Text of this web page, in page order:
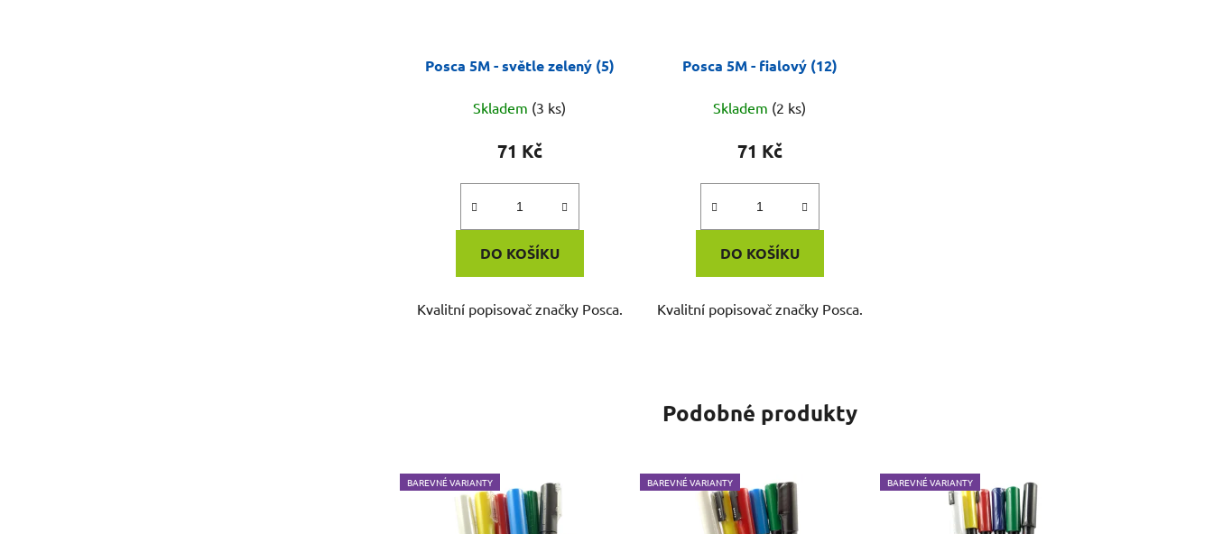
Posca 5M - světle zelený (5)
Skladem (3 ks)
71 Kč
DO KOŠÍKU
Kvalitní popisovač značky Posca.
Posca 5M - fialový (12)
Skladem (2 ks)
71 Kč
DO KOŠÍKU
Kvalitní popisovač značky Posca.
Podobné produkty
BAREVNÉ VARIANTY BAREVNÉ VARIANTY BAREVNÉ VARIANTY